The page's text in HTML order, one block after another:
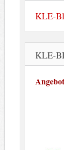
KLE-
KLE-